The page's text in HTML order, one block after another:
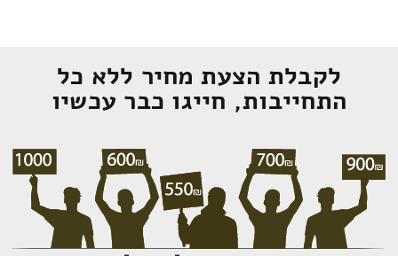
לקבלת הצעת מחיר ללא כל
התחייבות, חייגו כבר עכשיו